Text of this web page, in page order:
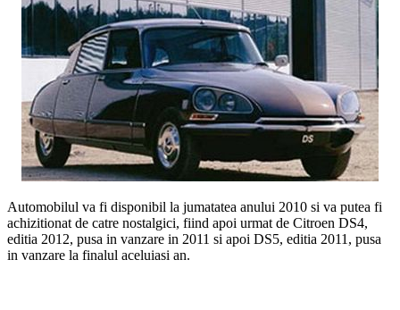
Automobilul va fi disponibil la jumatatea anului 2010 si va putea fi
achizitionat de catre nostalgici, fiind apoi urmat de Citroen DS4,
editia 2012, pusa in vanzare in 2011 si apoi DS5, editia 2011, pusa
in vanzare la finalul aceluiasi an.